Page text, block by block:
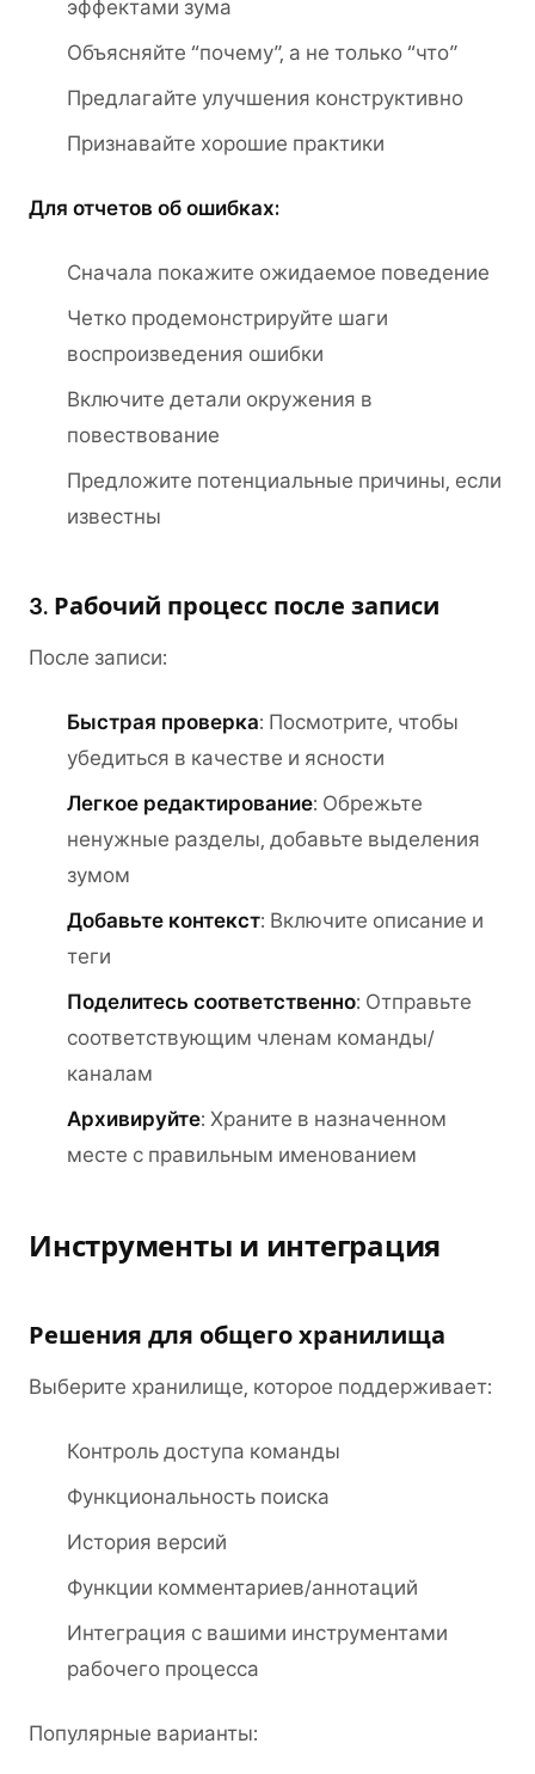
эффектами зума
Объясняйте “почему”, а не только “что”
Предлагайте улучшения конструктивно
Признавайте хорошие практики
Для отчетов об ошибках:
Сначала покажите ожидаемое поведение
Четко продемонстрируйте шаги
воспроизведения ошибки
Включите детали окружения в
повествование
Предложите потенциальные причины, если
известны
3. Рабочий процесс после записи
После записи:
Быстрая проверка: Посмотрите, чтобы
убедиться в качестве и ясности
Легкое редактирование: Обрежьте
ненужные разделы, добавьте выделения
зумом
Добавьте контекст: Включите описание и
теги
Поделитесь соответственно: Отправьте
соответствующим членам команды/
каналам
Архивируйте: Храните в назначенном
месте с правильным именованием
Инструменты и интеграция
Решения для общего хранилища
Выберите хранилище, которое поддерживает:
Контроль доступа команды
Функциональность поиска
История версий
Функции комментариев/аннотаций
Интеграция с вашими инструментами
рабочего процесса
Популярные варианты: